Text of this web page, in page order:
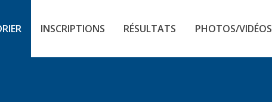
INSCRIPTIONS RÉSULTATS PHOTOS/VIDÉOS